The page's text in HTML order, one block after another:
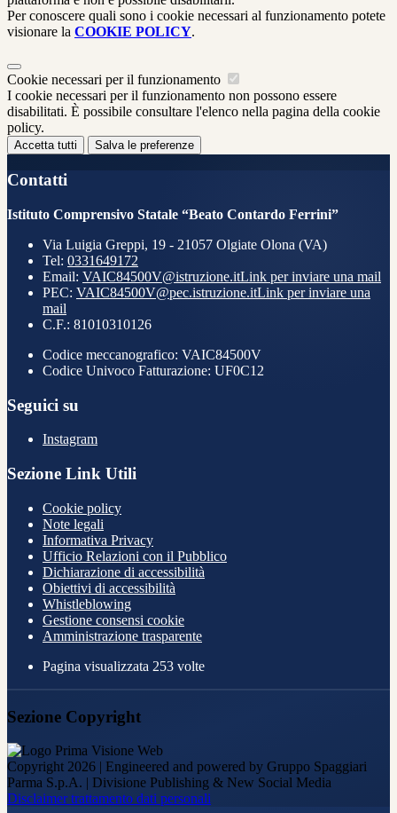
Per conoscere quali sono i cookie necessari al funzionamento potete
visionare la COOKIE POLICY.
Cookie necessari per il funzionamento
I cookie necessari per il funzionamento non possono essere
disabilitati. È possibile consultare l'elenco nella pagina della cookie
policy.
Accetta tutti Salva le preferenze
Contatti
Istituto Comprensivo Statale “Beato Contardo Ferrini”
Via Luigia Greppi, 19 - 21057 Olgiate Olona (VA)
Tel: 0331649172
Email: VAIC84500V@istruzione.itLink per inviare una mail
PEC: VAIC84500V@pec.istruzione.itLink per inviare una
mail
C.F.: 81010310126
Codice meccanografico: VAIC84500V
Codice Univoco Fatturazione: UF0C12
Seguici su
Instagram
Sezione Link Utili
Cookie policy
Note legali
Informativa Privacy
Ufficio Relazioni con il Pubblico
Dichiarazione di accessibilità
Obiettivi di accessibilità
Whistleblowing
Gestione consensi cookie
Amministrazione trasparente
Pagina visualizzata 253 volte
Sezione Copyright
Copyright 2026 | Engineered and powered by Gruppo Spaggiari
Parma S.p.A. | Divisione Publishing & New Social Media
Disclaimer trattamento dati personali